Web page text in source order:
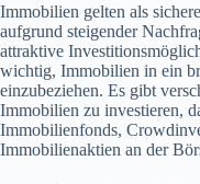
Immobilien gelten als
aufgrund steigender
attraktive
wichtig, Immobilien in ein
einzubeziehen. Es gibt
Immobilien zu investieren,
Immobilienfonds,
Immobilienaktien an der